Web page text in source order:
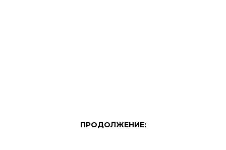
ПРОДОЛЖЕНИЕ: